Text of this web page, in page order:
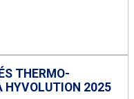
THERMO-
HYVOLUTION 2025